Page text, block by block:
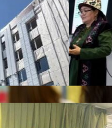
Акыркы жаңылыктар
АКЫН А.ИСМАИЛОВ
СЫЙЛЫГЫНЫН
06.08.2026
САЛТТУУ БИЛИМ
06.08.2026
ТАЛАСТА
КАМПУСУНУН КУРУЛУШУ